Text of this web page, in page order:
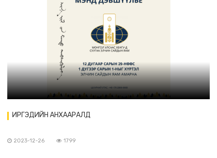
ИРГЭДИЙН АНХААРАЛД
2023-12-26 1799